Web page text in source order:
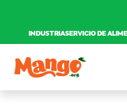
INDUSTRIASERVICIO DE
Navegación